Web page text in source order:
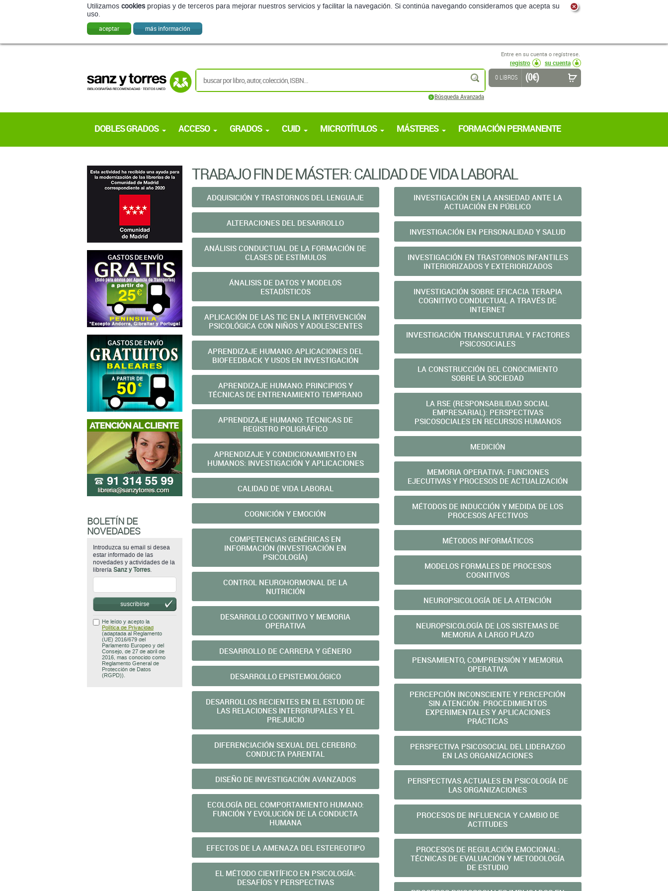
Utilizamos cookies propias y de terceros para mejorar nuestros servicios y facilitar la navegación. Si continúa navegando consideramos que acepta su
uso.
aceptar más información
Entre en su cuenta o regístrese.
registro
su cuenta
buscar
Búsqueda Avanzada
0 LIBROS (0 €)
DOBLES GRADOS ACCESO GRADOS CUID MICROTÍTULOS MÁSTERES FORMACIÓN PERMANENTE
TRABAJO FIN DE MÁSTER: CALIDAD DE VIDA LABORAL
ADQUISICIÓN Y TRASTORNOS DEL LENGUAJE
ALTERACIONES DEL DESARROLLO
ANÁLISIS CONDUCTUAL DE LA FORMACIÓN DE
CLASES DE ESTÍMULOS
ÁNALISIS DE DATOS Y MODELOS
ESTADÍSTICOS
APLICACIÓN DE LAS TIC EN LA INTERVENCIÓN
PSICOLÓGICA CON NIÑOS Y ADOLESCENTES
APRENDIZAJE HUMANO: APLICACIONES DEL
BIOFEEDBACK Y USOS EN INVESTIGACIÓN
APRENDIZAJE HUMANO: PRINCIPIOS Y
TÉCNICAS DE ENTRENAMIENTO TEMPRANO
APRENDIZAJE HUMANO: TÉCNICAS DE
REGISTRO POLIGRÁFICO
APRENDIZAJE Y CONDICIONAMIENTO EN
HUMANOS: INVESTIGACIÓN Y APLICACIONES
CALIDAD DE VIDA LABORAL
COGNICIÓN Y EMOCIÓN
COMPETENCIAS GENÉRICAS EN
INFORMACIÓN (INVESTIGACIÓN EN
PSICOLOGÍA)
CONTROL NEUROHORMONAL DE LA
NUTRICIÓN
DESARROLLO COGNITIVO Y MEMORIA
OPERATIVA
DESARROLLO DE CARRERA Y GÉNERO
DESARROLLO EPISTEMOLÓGICO
DESARROLLOS RECIENTES EN EL ESTUDIO DE
LAS RELACIONES INTERGRUPALES Y EL
PREJUICIO
DIFERENCIACIÓN SEXUAL DEL CEREBRO:
CONDUCTA PARENTAL
DISEÑO DE INVESTIGACIÓN AVANZADOS
ECOLOGÍA DEL COMPORTAMIENTO HUMANO:
FUNCIÓN Y EVOLUCIÓN DE LA CONDUCTA
HUMANA
EFECTOS DE LA AMENAZA DEL ESTEREOTIPO
EL MÉTODO CIENTÍFICO EN PSICOLOGÍA:
DESAFÍOS Y PERSPECTIVAS
INVESTIGACIÓN EN LA ANSIEDAD ANTE LA
ACTUACIÓN EN PÚBLICO
INVESTIGACIÓN EN PERSONALIDAD Y SALUD
INVESTIGACIÓN EN TRASTORNOS INFANTILES
INTERIORIZADOS Y EXTERIORIZADOS
INVESTIGACIÓN SOBRE EFICACIA TERAPIA
COGNITIVO CONDUCTUAL A TRAVÉS DE
INTERNET
INVESTIGACIÓN TRANSCULTURAL Y FACTORES
PSICOSOCIALES
LA CONSTRUCCIÓN DEL CONOCIMIENTO
SOBRE LA SOCIEDAD
LA RSE (RESPONSABILIDAD SOCIAL
EMPRESARIAL): PERSPECTIVAS
PSICOSOCIALES EN RECURSOS HUMANOS
MEDICIÓN
MEMORIA OPERATIVA: FUNCIONES
EJECUTIVAS Y PROCESOS DE ACTUALIZACIÓN
MÉTODOS DE INDUCCIÓN Y MEDIDA DE LOS
PROCESOS AFECTIVOS
MÉTODOS INFORMÁTICOS
MODELOS FORMALES DE PROCESOS
COGNITIVOS
NEUROPSICOLOGÍA DE LA ATENCIÓN
NEUROPSICOLOGÍA DE LOS SISTEMAS DE
MEMORIA A LARGO PLAZO
PENSAMIENTO, COMPRENSIÓN Y MEMORIA
OPERATIVA
PERCEPCIÓN INCONSCIENTE Y PERCEPCIÓN
SIN ATENCIÓN: PROCEDIMIENTOS
EXPERIMENTALES Y APLICACIONES
PRÁCTICAS
PERSPECTIVA PSICOSOCIAL DEL LIDERAZGO
EN LAS ORGANIZACIONES
PERSPECTIVAS ACTUALES EN PSICOLOGÍA DE
LAS ORGANIZACIONES
PROCESOS DE INFLUENCIA Y CAMBIO DE
ACTITUDES
PROCESOS DE REGULACIÓN EMOCIONAL:
TÉCNICAS DE EVALUACIÓN Y METODOLOGÍA
DE ESTUDIO
BOLETÍN DE
NOVEDADES
Introduzca su email si desea
estar informado de las
novedades y actividades de la
librería Sanz y Torres.
suscribirse
He leído y acepto la
Política de Privacidad
(adaptada al Reglamento
(UE) 2016/679 del
Parlamento Europeo y del
Consejo, de 27 de abril de
2016, mas conocido como
Reglamento General de
Protección de Datos
(RGPD)).